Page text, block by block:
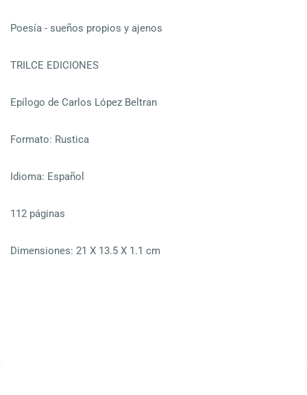
Poesía - sueños propios y ajenos
TRILCE EDICIONES
Epílogo de Carlos López Beltran
Formato: Rustica
Idioma: Español
112 páginas
Dimensiones: 21 X 13.5 X 1.1 cm